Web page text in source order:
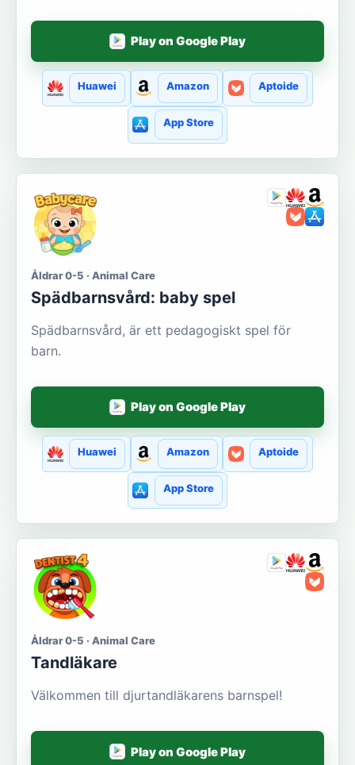
Play on Google Play
Huawei Amazon Aptoide
App Store
Åldrar 0-5 · Animal Care
Spädbarnsvård: baby spel
Spädbarnsvård, är ett pedagogiskt spel för
barn.
Play on Google Play
Huawei Amazon Aptoide
App Store
Åldrar 0-5 · Animal Care
Tandläkare
Välkommen till djurtandläkarens barnspel!
Play on Google Play